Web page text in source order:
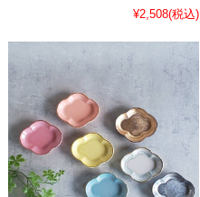
¥2,508(税込)